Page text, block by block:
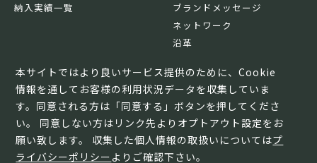
本サイトではより良いサービス提供のために、Cookie
情報を通してお客様の利用状況データを収集していま
す。同意される方は「同意する」ボタンを押してくださ
い。 同意しない方はリンク先よりオプトアウト設定をお
願い致します。 収集した個人情報の取扱いについてはプ
ライバシーポリシー よりご確認下さい。
納入実績一覧
ブランドメッセージ
ネットワーク
沿革